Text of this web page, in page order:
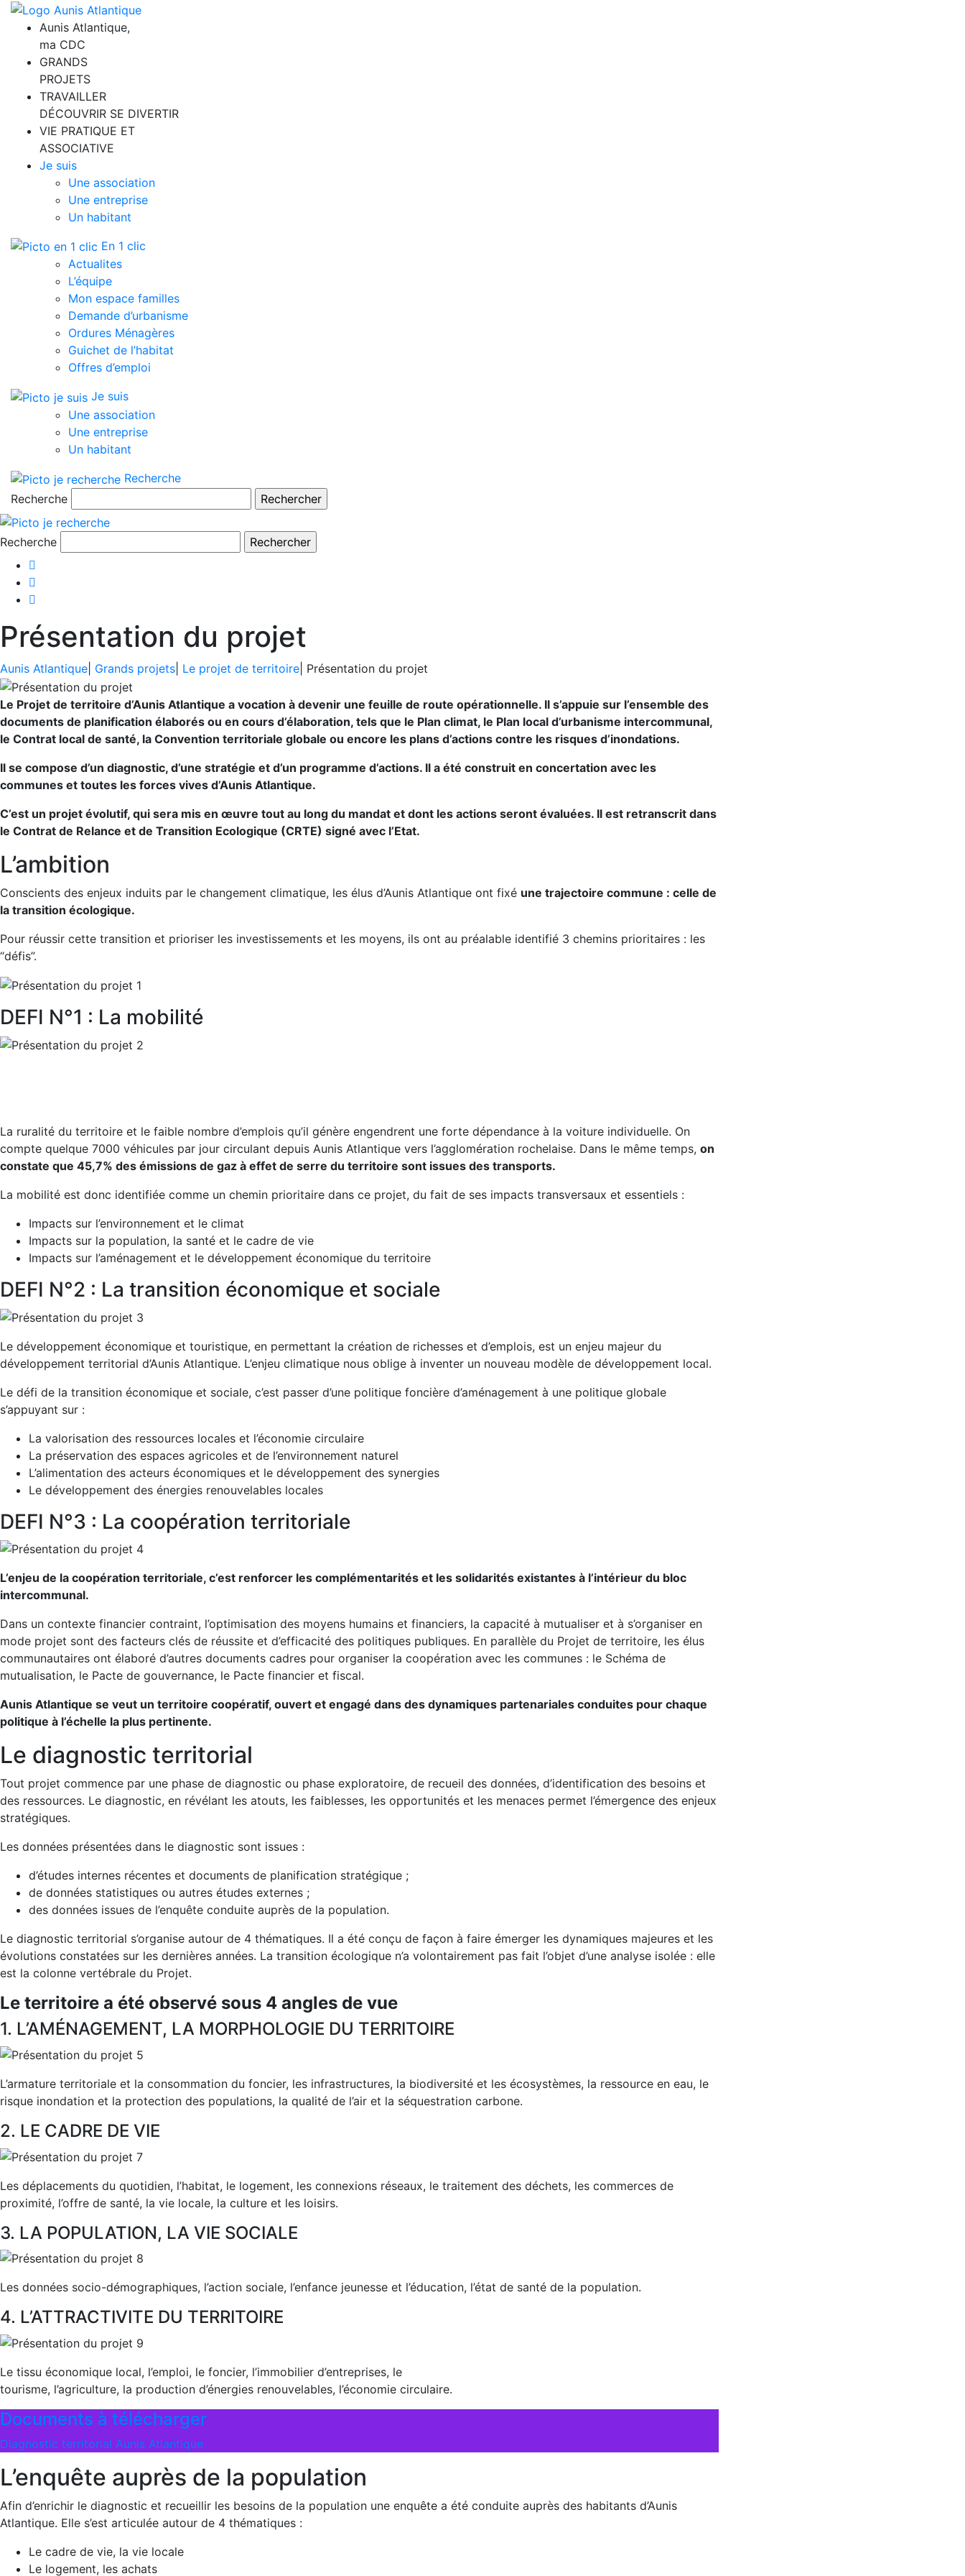
Aunis Atlantique,
ma CDC
GRANDS
PROJETS
TRAVAILLER
DÉCOUVRIR SE DIVERTIR
VIE PRATIQUE ET
ASSOCIATIVE
Je suis
Une association
Une entreprise
Un habitant
En 1 clic
Actualites
L’équipe
Mon espace familles
Demande d’urbanisme
Ordures Ménagères
Guichet de l’habitat
Offres d’emploi
Je suis
Une association
Une entreprise
Un habitant
Recherche
Recherche
Recherche
Présentation du projet
Aunis Atlantique Grands projets Le projet de territoire Présentation du projet
Le Projet de territoire d’Aunis Atlantique a vocation à devenir une feuille de route opérationnelle. Il s’appuie sur l’ensemble des
documents de planification élaborés ou en cours d’élaboration, tels que le Plan climat, le Plan local d’urbanisme intercommunal,
le Contrat local de santé, la Convention territoriale globale ou encore les plans d’actions contre les risques d’inondations.
Il se compose d’un diagnostic, d’une stratégie et d’un programme d’actions. Il a été construit en concertation avec les
communes et toutes les forces vives d’Aunis Atlantique.
C’est un projet évolutif, qui sera mis en œuvre tout au long du mandat et dont les actions seront évaluées. Il est retranscrit dans
le Contrat de Relance et de Transition Ecologique (CRTE) signé avec l’Etat.
L’ambition
Conscients des enjeux induits par le changement climatique, les élus d’Aunis Atlantique ont fixé une trajectoire commune : celle de
la transition écologique.
Pour réussir cette transition et prioriser les investissements et les moyens, ils ont au préalable identifié 3 chemins prioritaires : les
“défis”.
DEFI N°1 : La mobilité
La ruralité du territoire et le faible nombre d’emplois qu’il génère engendrent une forte dépendance à la voiture individuelle. On
compte quelque 7000 véhicules par jour circulant depuis Aunis Atlantique vers l’agglomération rochelaise. Dans le même temps, on
constate que 45,7% des émissions de gaz à effet de serre du territoire sont issues des transports.
La mobilité est donc identifiée comme un chemin prioritaire dans ce projet, du fait de ses impacts transversaux et essentiels :
Impacts sur l’environnement et le climat
Impacts sur la population, la santé et le cadre de vie
Impacts sur l’aménagement et le développement économique du territoire
DEFI N°2 : La transition économique et sociale
Le développement économique et touristique, en permettant la création de richesses et d’emplois, est un enjeu majeur du
développement territorial d’Aunis Atlantique. L’enjeu climatique nous oblige à inventer un nouveau modèle de développement local.
Le défi de la transition économique et sociale, c’est passer d’une politique foncière d’aménagement à une politique globale
s’appuyant sur :
La valorisation des ressources locales et l’économie circulaire
La préservation des espaces agricoles et de l’environnement naturel
L’alimentation des acteurs économiques et le développement des synergies
Le développement des énergies renouvelables locales
DEFI N°3 : La coopération territoriale
L’enjeu de la coopération territoriale, c’est renforcer les complémentarités et les solidarités existantes à l’intérieur du bloc
intercommunal.
Dans un contexte financier contraint, l’optimisation des moyens humains et financiers, la capacité à mutualiser et à s’organiser en
mode projet sont des facteurs clés de réussite et d’efficacité des politiques publiques. En parallèle du Projet de territoire, les élus
communautaires ont élaboré d’autres documents cadres pour organiser la coopération avec les communes : le Schéma de
mutualisation, le Pacte de gouvernance, le Pacte financier et fiscal.
Aunis Atlantique se veut un territoire coopératif, ouvert et engagé dans des dynamiques partenariales conduites pour chaque
politique à l’échelle la plus pertinente.
Le diagnostic territorial
Tout projet commence par une phase de diagnostic ou phase exploratoire, de recueil des données, d’identification des besoins et
des ressources. Le diagnostic, en révélant les atouts, les faiblesses, les opportunités et les menaces permet l’émergence des enjeux
stratégiques.
Les données présentées dans le diagnostic sont issues :
d’études internes récentes et documents de planification stratégique ;
de données statistiques ou autres études externes ;
des données issues de l’enquête conduite auprès de la population.
Le diagnostic territorial s’organise autour de 4 thématiques. Il a été conçu de façon à faire émerger les dynamiques majeures et les
évolutions constatées sur les dernières années. La transition écologique n’a volontairement pas fait l’objet d’une analyse isolée : elle
est la colonne vertébrale du Projet.
Le territoire a été observé sous 4 angles de vue
1. L’AMÉNAGEMENT, LA MORPHOLOGIE DU TERRITOIRE
L’armature territoriale et la consommation du foncier, les infrastructures, la biodiversité et les écosystèmes, la ressource en eau, le
risque inondation et la protection des populations, la qualité de l’air et la séquestration carbone.
2. LE CADRE DE VIE
Les déplacements du quotidien, l’habitat, le logement, les connexions réseaux, le traitement des déchets, les commerces de
proximité, l’offre de santé, la vie locale, la culture et les loisirs.
3. LA POPULATION, LA VIE SOCIALE
Les données socio-démographiques, l’action sociale, l’enfance jeunesse et l’éducation, l’état de santé de la population.
4. L’ATTRACTIVITE DU TERRITOIRE
Le tissu économique local, l’emploi, le foncier, l’immobilier d’entreprises, le
tourisme, l’agriculture, la production d’énergies renouvelables, l’économie circulaire.
Documents à télécharger
Diagnostic territorial Aunis Atlantique
L’enquête auprès de la population
Afin d’enrichir le diagnostic et recueillir les besoins de la population une enquête a été conduite auprès des habitants d’Aunis
Atlantique. Elle s’est articulée autour de 4 thématiques :
Le cadre de vie, la vie locale
Le logement, les achats